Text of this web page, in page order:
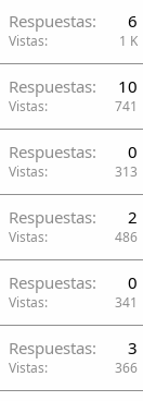
Respuestas 6
Vistas 1 K
Respuestas 10
Vistas 741
Respuestas 0
Vistas 313
Respuestas 2
Vistas 486
Respuestas 0
Vistas 341
Respuestas 3
Vistas 366